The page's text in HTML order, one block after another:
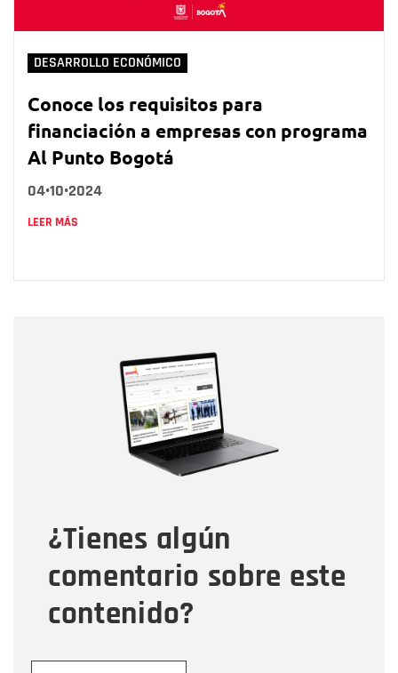
DESARROLLO ECONÓMICO
Conoce los requisitos para
financiación a empresas con programa
Al Punto Bogotá
04•10•2024
LEER MÁS
¿Tienes algún
comentario sobre este
contenido?
Correo electrónico
Tipo de comentario
Mensaje